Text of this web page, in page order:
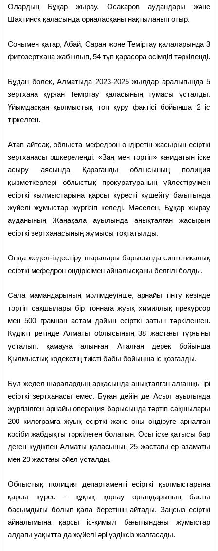
Олардың Бұқар жырау, Осакаров аудандары және
Шахтинск қаласында орналасқаны нақтыланып отыр.
Сонымен қатар, Абай, Саран және Теміртау қалаларында 3
фитозертхана жабылып, 54 түп қарасора өсімдігі тәркіленді.
Бұдан бөлек, Алматыда 2023-2025 жылдар аралығында 5
зертхана құрған Теміртау қаласының тумасы ұсталды.
Ұйымдасқан қылмыстық топ құру фактісі бойынша 2 іс
тіркелген.
Атап айтсақ, облыста мефедрон өндіретін жасырын есірткі
зертханасы әшкереленді. «Заң мен тәртіп» қағидатын іске
асыру аясында Қарағанды облысының полиция
қызметкерлері облыстық прокуратураның үйлестіруімен
есірткі қылмыстарына қарсы күресті күшейту бағытында
жүйелі жұмыстар жүргізіп келеді. Мәселен, Бұқар жырау
ауданының Жаңақала ауылында анықталған жасырын
есірткі зертханасының жұмысы тоқтатылды.
Онда жедел-іздестіру шаралары барысында синтетикалық
есірткі мефедрон өндірісімен айналысқаны белгілі болды.
Сала мамандарының мәлімдеуінше, арнайы тінту кезінде
тәртіп сақшылары бір тоннаға жуық химиялық прекурсор
мен 500 грамнан астам дайын есірткі затын тәркіленген.
Күдікті ретінде Алматы облысының 38 жастағы тұрғыны
ұсталып, қамауға алынған. Аталған дерек бойынша
Қылмыстық кодекстің тиісті бабы бойынша іс қозғалды.
Бұл жедел шаралардың арқасында анықталған алғашқы ірі
есірткі зертханасы емес. Бұған дейін де Асыл ауылында
жүргізілген арнайы операция барысында тәртіп сақшылары
200 килограмға жуық есірткі және оны өндіруге арналған
кәсіби жабдықты тәркілеген болатын. Осы іске қатысы бар
деген күдікпен Алматы қаласының 25 жастағы ер азаматы
мен 29 жастағы әйел ұсталды.
Облыстық полиция департаменті есірткі қылмыстарына
қарсы күрес – құқық қорғау органдарының басты
басымдығы болып қала беретінін айтады. Заңсыз есірткі
айналымына қарсы іс-қимыл бағытындағы жұмыстар
алдағы уақытта да жүйелі әрі үздіксіз жалғасады.